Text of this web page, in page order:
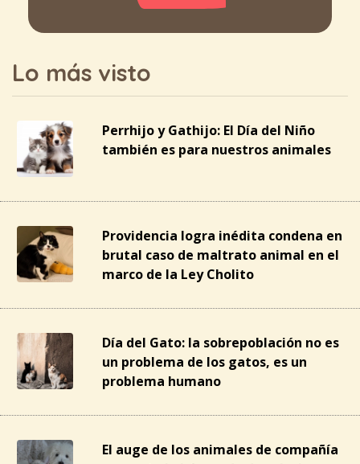
Lo más visto
Perrhijo y Gathijo: El Día del Niño
también es para nuestros animales
Providencia logra inédita condena en
brutal caso de maltrato animal en el
marco de la Ley Cholito
Día del Gato: la sobrepoblación no es
un problema de los gatos, es un
problema humano
El auge de los animales de compañía